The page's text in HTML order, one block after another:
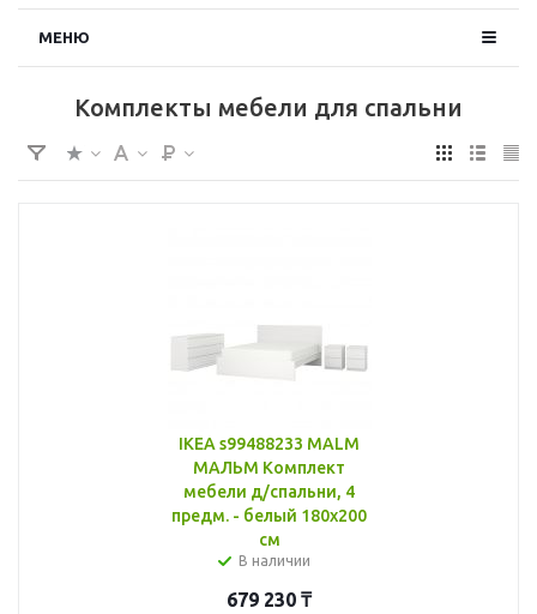
МЕНЮ
Комплекты мебели для спальни
IKEA s99488233 MALM
МАЛЬМ Комплект
мебели д/спальни, 4
предм. - белый 180x200
см
В наличии
679 230 ₸